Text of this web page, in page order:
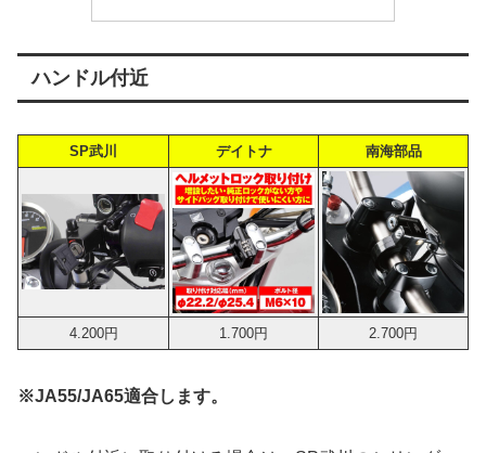
ハンドル付近
SP武川 デイトナ 南海部品
4.200円 1.700円 2.700円
※JA55/JA65適合します。